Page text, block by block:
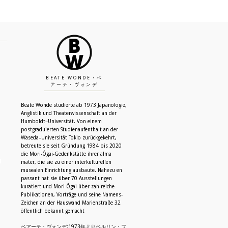
BEATE WONDE・ベ
アーテ・ヴォンデ
Beate Wonde studierte ab 1973 Japanologie,
Anglistik und Theaterwissenschaft an der
Humboldt–Universität. Von einem
postgraduierten Studienaufenthalt an der
Waseda–Universität Tokio zurückgekehrt,
betreute sie seit Gründung 1984 bis 2020
die Mori-Ôgai-Gedenkstätte ihrer alma
mater, die sie zu einer interkulturellen
musealen Einrichtung ausbaute. Nahezu en
passant hat sie über 70 Ausstellungen
kuratiert und Mori Ôgai über zahlreiche
Publikationen, Vorträge und seine Namens-
Zeichen an der Hauswand Marienstraße 32
öffentlich bekannt gemacht
ベアーテ・ヴォンデ:1973年よりベルリン・フ